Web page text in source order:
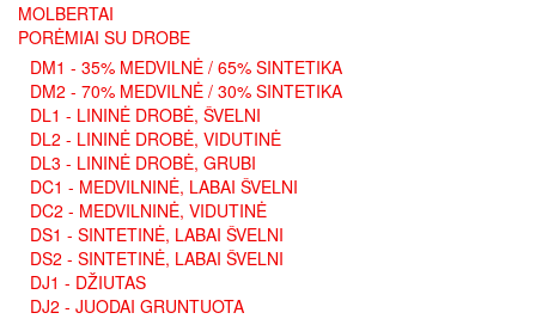
MOLBERTAI
PORĖMIAI SU DROBE
DM1 - 35% MEDVILNĖ / 65% SINTETIKA
DM2 - 70% MEDVILNĖ / 30% SINTETIKA
DL1 - LININĖ DROBĖ, ŠVELNI
DL2 - LININĖ DROBĖ, VIDUTINĖ
DL3 - LININĖ DROBĖ, GRUBI
DC1 - MEDVILNINĖ, LABAI ŠVELNI
DC2 - MEDVILNINĖ, VIDUTINĖ
DS1 - SINTETINĖ, LABAI ŠVELNI
DS2 - SINTETINĖ, LABAI ŠVELNI
DJ1 - DŽIUTAS
DJ2 - JUODAI GRUNTUOTA